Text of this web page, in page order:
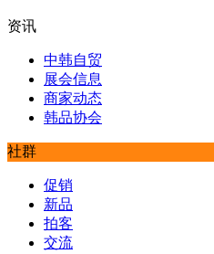
资讯
中韩自贸
展会信息
商家动态
韩品协会
社群
促销
新品
拍客
交流